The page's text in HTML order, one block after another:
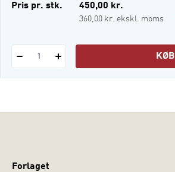
Pris pr. stk. 450,00 kr.
360,00 kr. ekskl. moms
1 KØB
Forlaget